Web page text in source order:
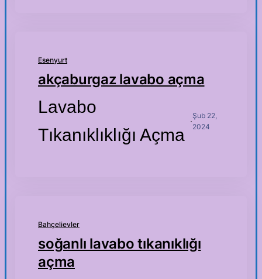
Esenyurt
akçaburgaz lavabo açma
Lavabo
Tıkanıklıklığı Açma
·
Şub 22,
2024
Bahçelievler
soğanlı lavabo tıkanıklığı
açma